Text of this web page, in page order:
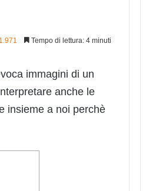
Tempo di lettura: 4 minuti
immagini di un
anche le
insieme a noi perchè